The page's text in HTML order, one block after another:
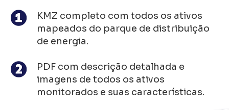
KMZ completo com todos os ativos
mapeados do parque de distribuição
de energia.
PDF com descrição detalhada e
imagens de todos os ativos
monitorados e suas características.